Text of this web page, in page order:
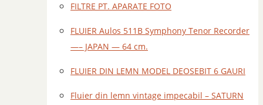
FILTRE PT. APARATE FOTO
FLUIER Aulos 511B Symphony Tenor Recorder
—– JAPAN — 64 cm.
FLUIER DIN LEMN MODEL DEOSEBIT 6 GAURI
Fluier din lemn vintage impecabil – SATURN